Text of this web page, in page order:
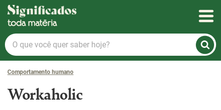
Significados
O
que
você
quer
hoje?
Comportamento humano
Workaholic